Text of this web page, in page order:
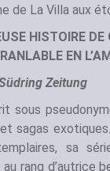
de La Villa aux
HISTOIRE DE
EN
Zeitung
sous
sagas
sa
rang d’autrice